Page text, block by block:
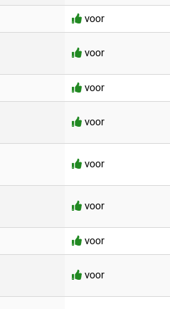
voor
voor
voor
voor
voor
voor
voor
voor